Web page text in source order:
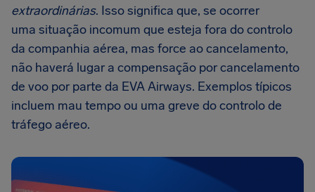
extraordinárias. Isso significa que, se ocorrer
uma situação incomum que esteja fora do controlo
da companhia aérea, mas force ao cancelamento,
não haverá lugar a compensação por cancelamento
de voo por parte da EVA Airways. Exemplos típicos
incluem mau tempo ou uma greve do controlo de
tráfego aéreo.